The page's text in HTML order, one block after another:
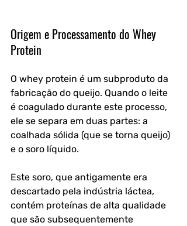
Origem e Processamento do Whey
Protein
O whey protein é um subproduto da
fabricação do queijo. Quando o leite
é coagulado durante este processo,
ele se separa em duas partes: a
coalhada sólida (que se torna queijo)
e o soro líquido.
Este soro, que antigamente era
descartado pela indústria láctea,
contém proteínas de alta qualidade
que são subsequentemente